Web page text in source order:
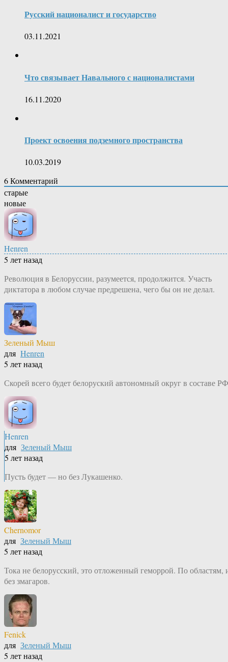
Русский националист и государство
03.11.2021
Что связывает Навального с националистами
16.11.2020
Проект освоения подземного пространства
10.03.2019
6Комментарий
старые
новые
Henren
5 лет назад
Революция в Белоруссии, разумеется, продолжится. Участь
диктатора в любом случае предрешена, чего бы он не делал.
Зеленый Мыш
для Henren
5 лет назад
Скорей всего будет белоруский автономный округ в составе РФ
Henren
для Зеленый Мыш
5 лет назад
Пусть будет — но без Лукашенко.
Chernomor
для Зеленый Мыш
5 лет назад
Тока не белорусский, это отложенный геморрой. По областям,
без змагаров.
Fenick
для Зеленый Мыш
5 лет назад